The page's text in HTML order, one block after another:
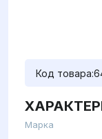
Код товара:
Марка